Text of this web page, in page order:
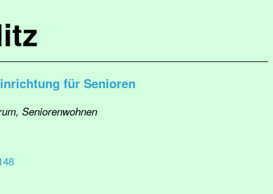
für Senioren
Seniorenwohnen